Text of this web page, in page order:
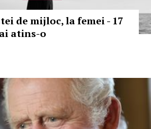
de mijloc, la femei - 17
atins-o